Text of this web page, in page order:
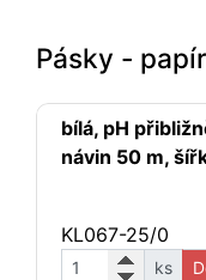
Pásky -
bílá, pH
návin 50 m,
KL067-25/0
ks